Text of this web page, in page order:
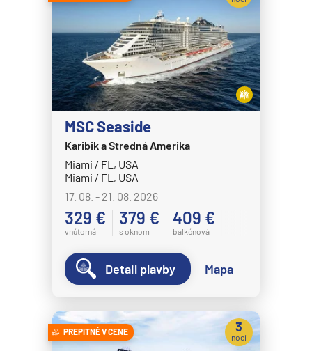
Expedičné plavby
Antarktída
Arktída
Expedičné plavby
Galapágy
Potvrdiť zrušiť výber
Celebrity Eclipse
Celebrity Edge
Celebrity Equinox
Celebrity Flora
Celebrity Infinity
Celebrity Millennium
Celebrity Reflection®
Celebrity Silhouette®
Celebrity Solstice®
Celebrity Summit®
Celestyal Cruises
Celestyal Journey
Celestyal Olympia
MSC Seaside
Karibik a Stredná Amerika
Miami / FL, USA
Miami / FL, USA
17. 08. - 21. 08. 2026
329 €
vnútorná
379 €
s oknom
409 €
balkónová
Detail plavby Mapa
PREPITNÉ V CENE 3
noci